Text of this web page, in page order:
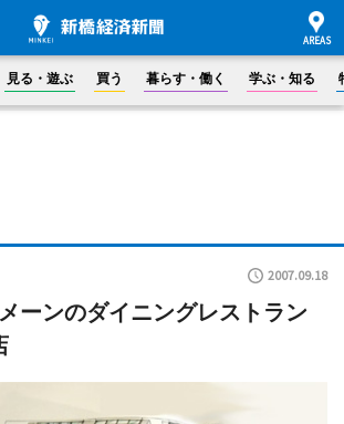
見る・遊ぶ 買う 暮らす・働く 学ぶ・知る
2007.09.18
ーンのダイニングレストラン